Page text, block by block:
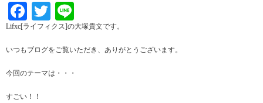
Facebook
Twitter
Lifxc[ライフィクス]の大塚貴文です。
いつもブログをご覧いただき、ありがとうございます。
今回のテーマは・・・
すごい！！